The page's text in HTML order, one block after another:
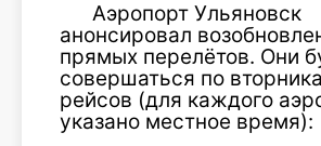
Аэропорт Ульяновск
анонсировал
прямых перелётов. Они
совершаться по
рейсов (для каждого
указано местное время):